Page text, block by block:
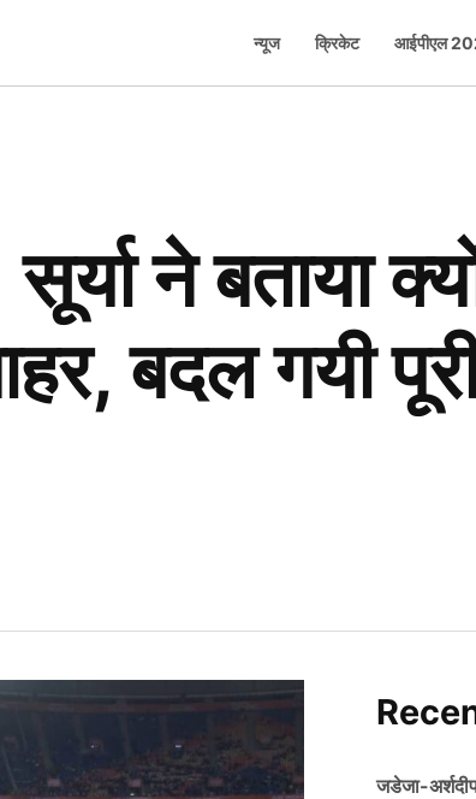
न्यूज क्रिकेट आईपीएल
ने बताया
बदल गयी
जडेजा-